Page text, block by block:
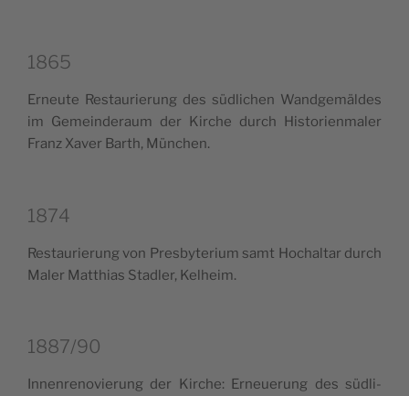
1865
Erneu­te Restau­rie­rung des süd­li­chen Wand­ge­mäl­des
im Gemein­de­raum der Kir­che durch Histo­rien­ma­ler
Franz Xaver Barth, München.
1874
Restau­rie­rung von Pre­sby­te­rium samt Hochal­tar durch
Maler Mat­thias Stad­ler, Kelheim.
1887/90
Innen­re­no­vie­rung der Kir­che: Erneue­rung des süd­li­